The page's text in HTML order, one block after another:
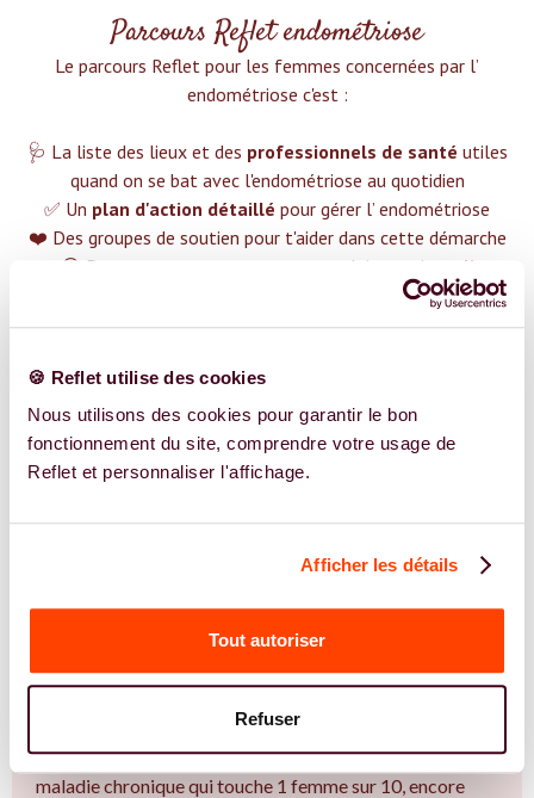
🍪 Reflet utilise des cookies
Nous utilisons des cookies pour garantir le bon
fonctionnement du site, comprendre votre usage de
Reflet et personnaliser l'affichage.
Afficher les détails
Tout autoriser
Refuser
Parcours Reflet endométriose
Le parcours Reflet pour les femmes concernées par l’
endométriose c'est :‍
🩺 La liste des lieux et des professionnels de santé utiles
quand on se bat avec l'endométriose au quotidien
✅ Un plan d'action détaillé pour gérer l’ endométriose
❤️ Des groupes de soutien pour t'aider dans cette démarche
😉 Du contenu avec tout ce que tu dois savoir sur l’
Plus de 400 femmes déjà accompagnées !
Vous êtes Gynécologue expert.e.s en
endométriose ?
l'accompagnement des femmes et des couples sur la
thématique de la fertilité et particulièrement sur l’ Une
maladie chronique qui touche 1 femme sur 10, encore